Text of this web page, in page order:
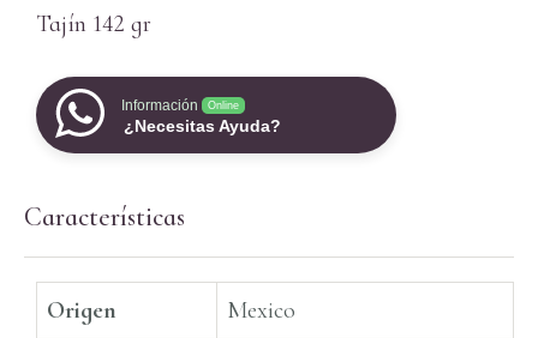
Tajín 142 gr
Información Online
¿Necesitas Ayuda?
Características
Origen
Mexico